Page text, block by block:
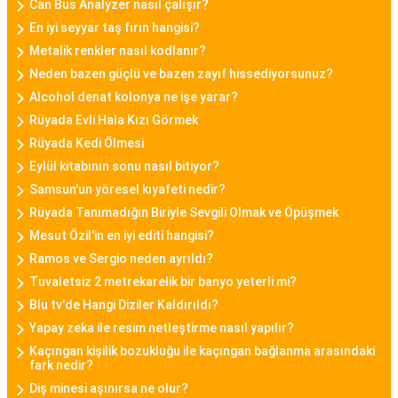
fonksiyonları da içinde barındırarak günümüz
kadınının aktif yaşam tarzına uygun bir seçenek
sunar.
Daniel Klein Bayan Saat
Daniel Klein, şıklık ve kaliteyi bir araya getiren
bayan saat modelleriyle bilinen bir markadır.
Minimalist tasarımları, zarif detayları ve kaliteli
malzemeleriyle Daniel Klein bayan saatleri,
kullanıcılarına tarz bir görünüm sunar.
Casio Bayan Saat
Casio, sağlamlığı ve fonksiyonelliği ile tanınan bir
markadır. Casio bayan saat modelleri, dayanıklılık
ve şıklığı bir araya getirerek spor ve günlük
kullanıma uygun seçenekler sunar.
Can Bus Analyzer nasıl çalışır?
En iyi seyyar taş fırın hangisi?
Metalik renkler nasıl kodlanır?
Neden bazen güçlü ve bazen zayıf hissediyorsunuz?
Alcohol denat kolonya ne işe yarar?
Rüyada Evli Hala Kızı Görmek
Rüyada Kedi Ölmesi
Eylül kitabının sonu nasıl bitiyor?
Samsun'un yöresel kıyafeti nedir?
Rüyada Tanımadığın Biriyle Sevgili Olmak ve Öpüşmek
Mesut Özil'in en iyi editi hangisi?
Ramos ve Sergio neden ayrıldı?
Tuvaletsiz 2 metrekarelik bir banyo yeterli mi?
Blu tv'de Hangi Diziler Kaldırıldı?
Yapay zeka ile resim netleştirme nasıl yapılır?
Kaçıngan kişilik bozukluğu ile kaçıngan bağlanma arasındaki
fark nedir?
Diş minesi aşınırsa ne olur?